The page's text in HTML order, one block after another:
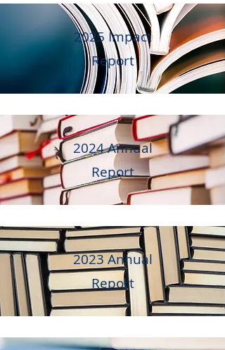
2025 Impact
Report
2024 Annual
Report
2023 Annual
Report